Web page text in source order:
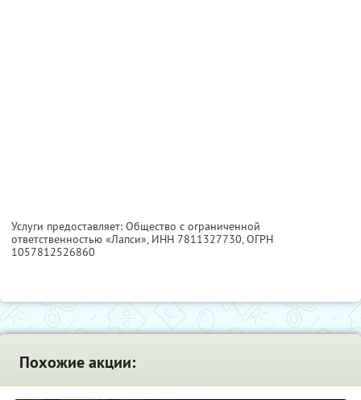
Услуги предоставляет: Общество с ограниченной
ответственностью «Лапси», ИНН 7811327730, ОГРН
1057812526860
Похожие акции: